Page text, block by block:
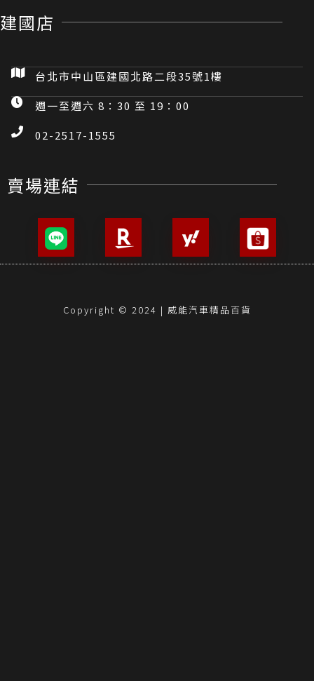
建國店
台北市中山區建國北路二段35號1樓
週一至週六 8：30 至 19：00
02-2517-1555
賣場連結
Copyright © 2024 | 威能汽車精品百貨